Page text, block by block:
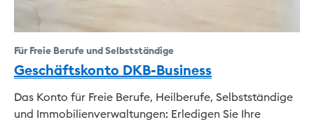
Für Freie Berufe und Selbstständige
Geschäftskonto DKB-Business
Das Konto für Freie Berufe, Heilberufe, Selbstständige
und Immobilienverwaltungen: Erledigen Sie Ihre